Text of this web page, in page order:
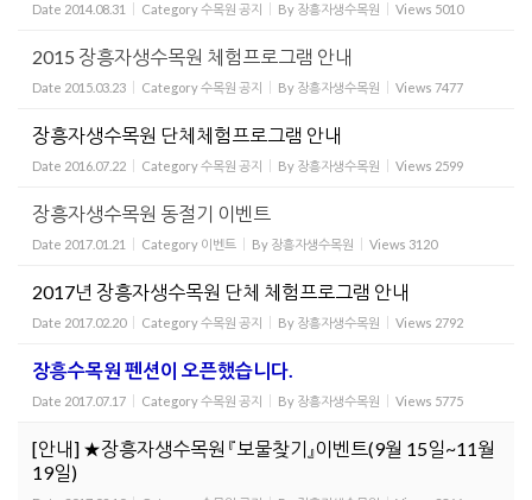
Date 2014.08.31 Category수목원 공지 By 장흥자생수목원 Views 5010
2015 장흥자생수목원 체험프로그램 안내
Date 2015.03.23 Category수목원 공지 By 장흥자생수목원 Views 7477
장흥자생수목원 단체체험프로그램 안내
Date 2016.07.22 Category수목원 공지 By 장흥자생수목원 Views 2599
장흥자생수목원 동절기 이벤트
Date 2017.01.21 Category 이벤트 By 장흥자생수목원 Views 3120
2017년 장흥자생수목원 단체 체험프로그램 안내
Date 2017.02.20 Category수목원 공지 By 장흥자생수목원 Views 2792
장흥수목원 펜션이 오픈했습니다.
Date 2017.07.17 Category수목원 공지 By 장흥자생수목원 Views 5775
[안내] ★장흥자생수목원 『보물찾기』이벤트(9월 15일~11월
19일)